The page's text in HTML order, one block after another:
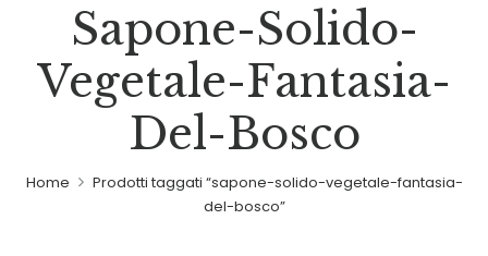
Sapone-Solido-
Vegetale-Fantasia-
Del-Bosco
Home
Prodotti taggati “sapone-solido-vegetale-fantasia-
del-bosco”